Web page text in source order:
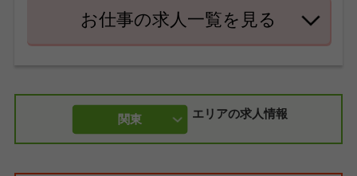
お仕事の求人一覧を見る
関東 エリアの求人情報